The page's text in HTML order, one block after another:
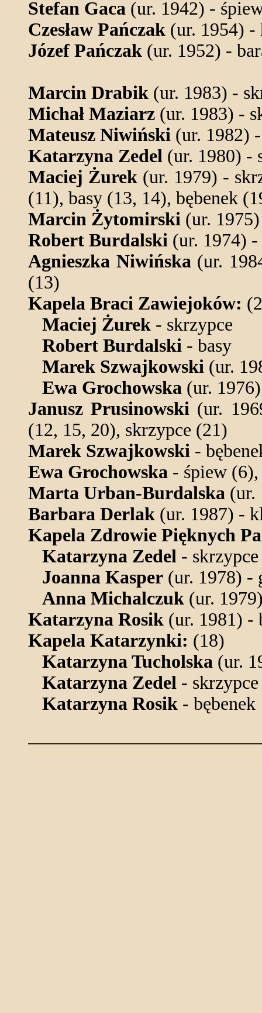
Stefan Gaca (ur. 1942) -
Czesław Pańczak (ur. 1954) -
Józef Pańczak (ur. 1952) -
Marcin Drabik (ur. 1983) -
Michał Maziarz (ur. 1983) -
Mateusz Niwiński (ur. 1982)
Katarzyna Zedel (ur. 1980) -
Maciej Żurek (ur. 1979) -
(11), basy (13, 14), bębenek
Marcin Żytomirski (ur.
Robert Burdalski (ur. 1974)
Agnieszka Niwińska(ur.
(13)
Kapela Braci Zawiejoków:
Maciej Żurek - skrzypce
Robert Burdalski - basy
Marek Szwajkowski (ur.
Ewa Grochowska (ur.
Janusz Prusinowski (ur.
(12, 15, 20), skrzypce (21)
Marek Szwajkowski -
Ewa Grochowska - śpiew
Marta Urban-Burdalska (ur.
Barbara Derlak (ur. 1987) -
Kapela Zdrowie Pięknych
Katarzyna Zedel - skrzypce
Joanna Kasper (ur. 1978) -
Anna Michalczuk (ur.
Katarzyna Rosik (ur. 1981) -
Kapela Katarzynki: (18)
Katarzyna Tucholska (ur.
Katarzyna Zedel - skrzypce
Katarzyna Rosik - bębenek